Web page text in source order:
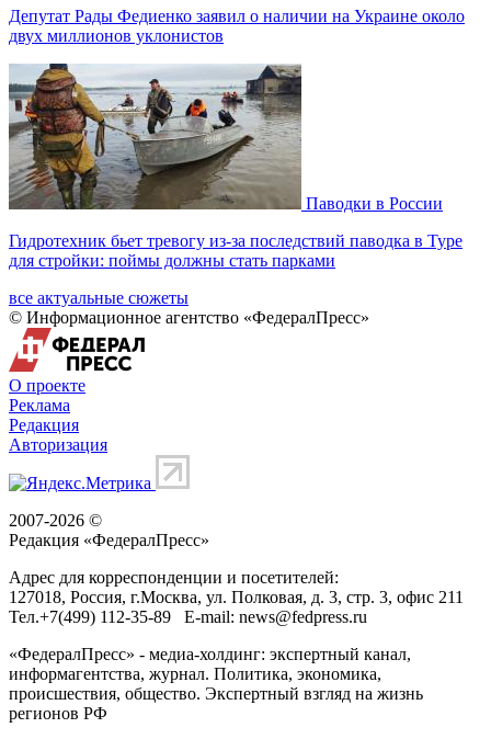
Депутат Рады Федиенко заявил о наличии на Украине около
двух миллионов уклонистов
Паводки в России
Гидротехник бьет тревогу из-за последствий паводка в Туре
для стройки: поймы должны стать парками
все актуальные сюжеты
© Информационное агентство «ФедералПресс»
О проекте
Реклама
Редакция
Авторизация
2007-2026 ©
Редакция «ФедералПресс»
Адрес для корреспонденции и посетителей:
127018, Россия, г.Москва, ул. Полковая, д. 3, стр. 3, офис 211
Тел.+7(499) 112-35-89 E-mail: news@fedpress.ru
«ФедералПресс» - медиа-холдинг: экспертный канал,
информагентства, журнал. Политика, экономика,
происшествия, общество. Экспертный взгляд на жизнь
регионов РФ